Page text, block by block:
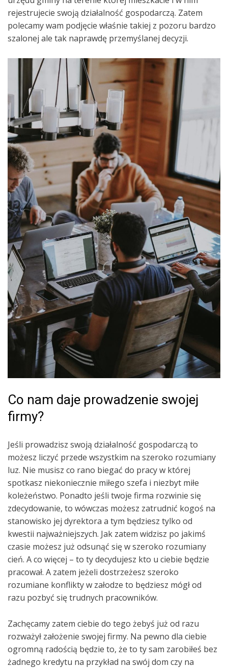
rejestrujecie swoją działalność gospodarczą. Zatem
polecamy wam podjęcie właśnie takiej z pozoru bardzo
szalonej ale tak naprawdę przemyślanej decyzji.
Co nam daje prowadzenie swojej
firmy?
Jeśli prowadzisz swoją działalność gospodarczą to
możesz liczyć przede wszystkim na szeroko rozumiany
luz. Nie musisz co rano biegać do pracy w której
spotkasz niekoniecznie miłego szefa i niezbyt miłe
koleżeństwo. Ponadto jeśli twoje firma rozwinie się
zdecydowanie, to wówczas możesz zatrudnić kogoś na
stanowisko jej dyrektora a tym będziesz tylko od
kwestii najważniejszych. Jak zatem widzisz po jakimś
czasie możesz już odsunąć się w szeroko rozumiany
cień. A co więcej – to ty decydujesz kto u ciebie będzie
pracował. A zatem jeżeli dostrzeżesz szeroko
rozumiane konflikty w załodze to będziesz mógł od
razu pozbyć się trudnych pracowników.
Zachęcamy zatem ciebie do tego żebyś już od razu
rozważył założenie swojej firmy. Na pewno dla ciebie
ogromną radością będzie to, że to ty sam zarobiłeś bez
żadnego kredytu na przykład na swój dom czy na